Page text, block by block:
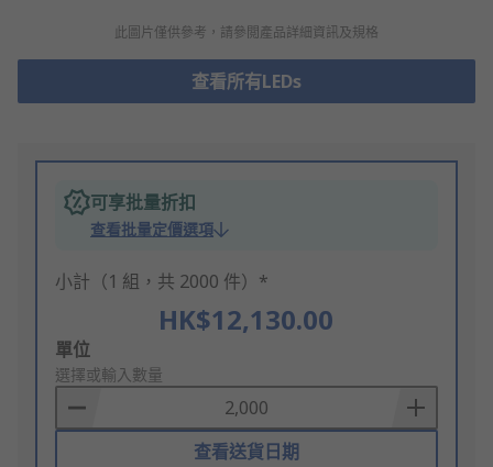
此圖片僅供參考，請參閲產品詳細資訊及規格
查看所有LEDs
可享批量折扣
查看批量定價選項
小計（1 組，共 2000 件）*
HK$12,130.00
Add
to
Basket
單位
選擇或輸入數量
查看送貨日期